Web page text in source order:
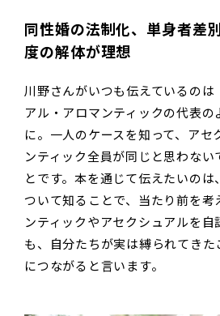
同性婚の法制化、単身者差
度の解体が理想
川野さんがいつも伝えているのは
アル・アロマンティックの代表の
に。一人のケースを知って、アセ
ンティック全員が同じと思わない
とです。本を通じて伝えたいの
ついて知ることで、当たり前を考
ンティックやアセクシュアルを自
も、自分たちが実は縛られてき
につながると言います。